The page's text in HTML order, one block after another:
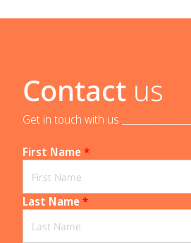
Contact us
Get in touch with us
First Name*
Last Name*